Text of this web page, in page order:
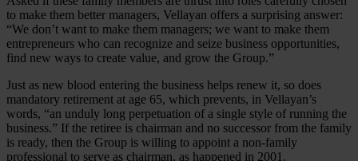
to make them better managers, Vellayan offers a surprising answer:
“We don’t want to make them managers; we want to make them
entrepreneurs who can recognize and seize business opportunities,
find new ways to create value, and grow the Group.”
Just as new blood entering the business helps renew it, so does
mandatory retirement at age 65, which prevents, in Vellayan’s
words, “an unduly long perpetuation of a single style of running the
business.” If the retiree is chairman and no successor from the family
is ready, then the Group is willing to appoint a non-family
professional to serve as chairman, as happened in 2001.